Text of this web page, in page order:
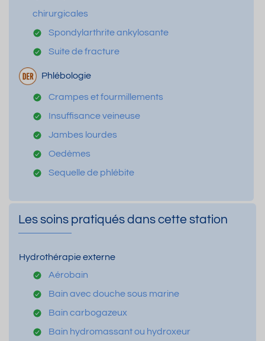
chirurgicales
Spondylarthrite ankylosante
Suite de fracture
Phlébologie
Crampes et fourmillements
Insuffisance veineuse
Jambes lourdes
Oedèmes
Sequelle de phlébite
Les soins pratiqués dans cette station
Hydrothérapie externe
Aérobain
Bain avec douche sous marine
Bain carbogazeux
Bain hydromassant ou hydroxeur